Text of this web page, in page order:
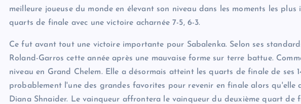
meilleure joueuse du monde en élevant son niveau dans les moments les
quarts de finale avec une victoire acharnée 7-5, 6-3.
Ce fut avant tout une victoire importante pour Sabalenka. Selon ses
Roland-Garros cette année après une mauvaise forme sur terre battue.
niveau en Grand Chelem. Elle a désormais atteint les quarts de finale de ses
probablement l'une des grandes favorites pour revenir en finale alors qu'elle
Diana Shnaider. Le vainqueur affrontera le vainqueur du deuxième quart de